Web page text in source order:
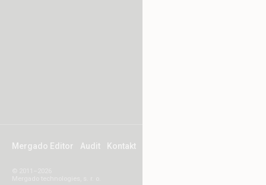
Mergado Editor Audit Kontakt